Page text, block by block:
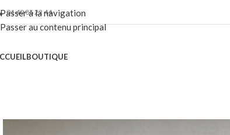
Passer à la navigation
Passer au contenu principal
01 40 86 22 44
BOUTIQUE